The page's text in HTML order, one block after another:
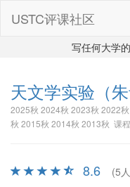
USTC评课社区
写任何大学
天文学实验 （
2025秋 2024秋 2023秋 2022
秋 2015秋 2014秋 2013秋 课
8.6
(5